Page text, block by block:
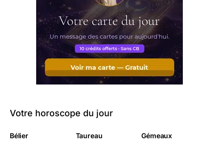
Votre horoscope du jour
Bélier Taureau Gémeaux